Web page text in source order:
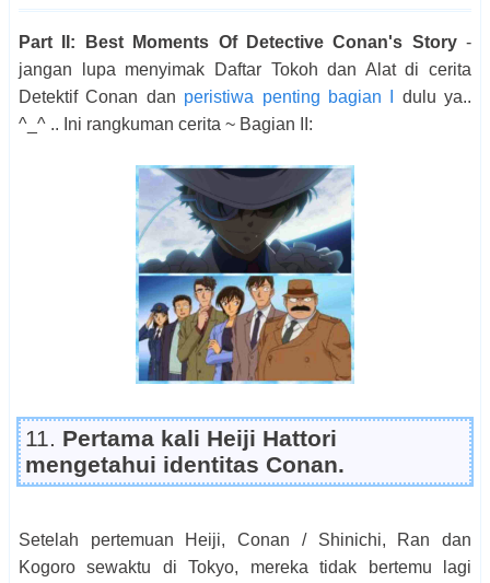
Part II: Best Moments Of Detective Conan's Story-
jangan lupa menyimak Daftar Tokoh dan Alat di cerita
Detektif Conan dan peristiwa penting bagian I
dulu ya..
^_^ .. Ini rangkuman cerita ~ Bagian II:
11. Pertama kali Heiji Hattori
mengetahui identitas Conan.
Setelah pertemuan Heiji, Conan / Shinichi, Ran dan
Kogoro sewaktu di Tokyo, mereka tidak bertemu lagi